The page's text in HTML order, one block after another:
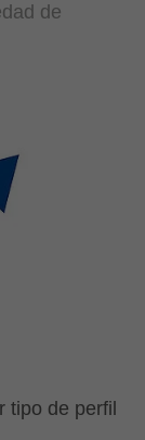
de
tipo de perfil